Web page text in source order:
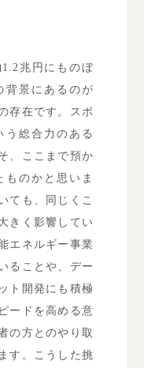
兆円にものぼ
背景にあるのが
存在です。スポ
う総合力のある
、ここまで預か
ものかと思いま
ても、同じくこ
きく影響してい
エネルギー事業
ることや、デー
ト開発にも積極
ードを高める意
の方とのやり取
す。こうした挑